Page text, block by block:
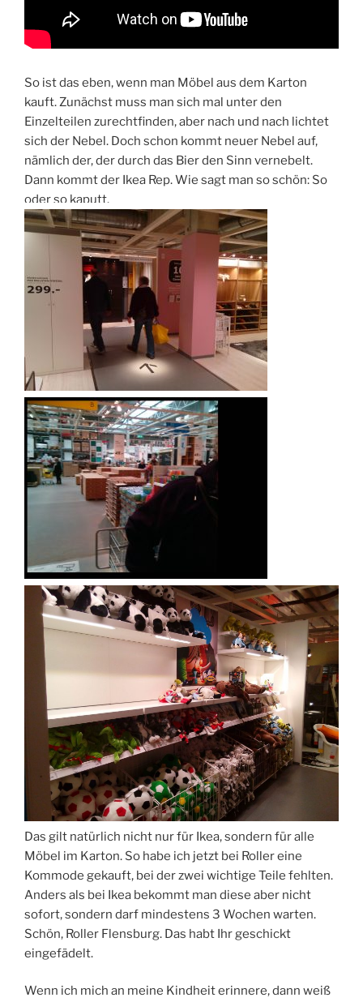
So ist das eben, wenn man Möbel aus dem Karton
kauft. Zunächst muss man sich mal unter den
Einzelteilen zurechtfinden, aber nach und nach lichtet
sich der Nebel. Doch schon kommt neuer Nebel auf,
nämlich der, der durch das Bier den Sinn vernebelt.
Dann kommt der Ikea Rep. Wie sagt man so schön: So
oder so kaputt.
Das gilt natürlich nicht nur für Ikea, sondern für alle
Möbel im Karton. So habe ich jetzt bei Roller eine
Kommode gekauft, bei der zwei wichtige Teile fehlten.
Anders als bei Ikea bekommt man diese aber nicht
sofort, sondern darf mindestens 3 Wochen warten.
Schön, Roller Flensburg. Das habt Ihr geschickt
eingefädelt.
Wenn ich mich an meine Kindheit erinnere, dann weiß